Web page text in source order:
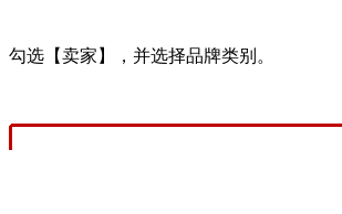
勾选【卖家】，并选择品牌类别。